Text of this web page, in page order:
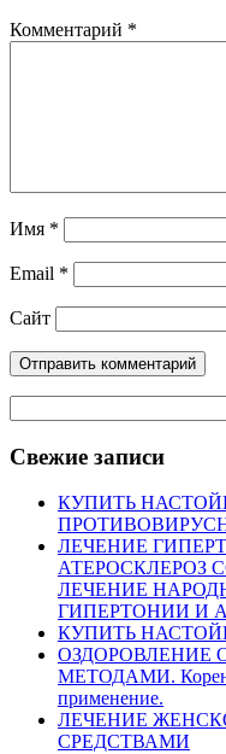
Комментарий *
Имя *
Email *
Сайт
Свежие записи
КУПИТЬ
ЛЕЧЕНИЕ
АТЕРОСКЛЕРОЗ
ЛЕЧЕНИЕ
ГИПЕРТОНИИ И
КУПИТЬ
ОЗДОРОВЛЕНИЕ
МЕТОДАМИ.
применение.
ЛЕЧЕНИЕ
СРЕДСТВАМИ